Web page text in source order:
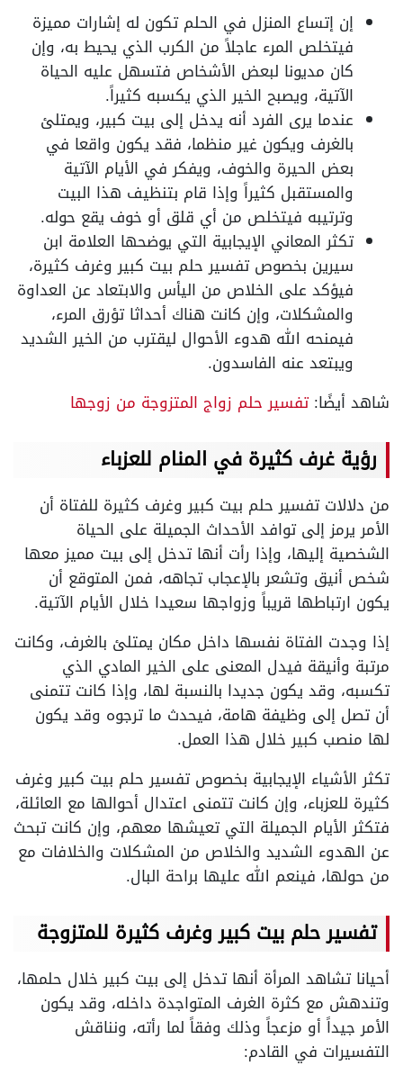
إن إتساع المنزل في الحلم تكون له إشارات مميزة
فيتخلص المرء عاجلاً من الكرب الذي يحيط به، وإن
كان مديونا لبعض الأشخاص فتسهل عليه الحياة
الآتية، ويصبح الخير الذي يكسبه كثيراً.
عندما يرى الفرد أنه يدخل إلى بيت كبير، ويمتلئ
بالغرف ويكون غير منظما، فقد يكون واقعا في
بعض الحيرة والخوف، ويفكر في الأيام الآتية
والمستقبل كثيراً وإذا قام بتنظيف هذا البيت
وترتيبه فيتخلص من أي قلق أو خوف يقع حوله.
تكثر المعاني الإيجابية التي يوضحها العلامة ابن
سيرين بخصوص تفسير حلم بيت كبير وغرف كثيرة،
فيؤكد على الخلاص من اليأس والابتعاد عن العداوة
والمشكلات، وإن كانت هناك أحداثا تؤرق المرء،
فيمنحه الله هدوء الأحوال ليقترب من الخير الشديد
ويبتعد عنه الفاسدون.
شاهد أيضًا:تفسير حلم زواج المتزوجة من زوجها
رؤية غرف كثيرة في المنام للعزباء
من دلالات تفسير حلم بيت كبير وغرف كثيرة للفتاة أن
الأمر يرمز إلى توافد الأحداث الجميلة على الحياة
الشخصية إليها، وإذا رأت أنها تدخل إلى بيت مميز معها
شخص أنيق وتشعر بالإعجاب تجاهه، فمن المتوقع أن
يكون ارتباطها قريباً وزواجها سعيدا خلال الأيام الآتية.
إذا وجدت الفتاة نفسها داخل مكان يمتلئ بالغرف، وكانت
مرتبة وأنيقة فيدل المعنى على الخير المادي الذي
تكسبه، وقد يكون جديدا بالنسبة لها، وإذا كانت تتمنى
أن تصل إلى وظيفة هامة، فيحدث ما ترجوه وقد يكون
لها منصب كبير خلال هذا العمل.
تكثر الأشياء الإيجابية بخصوص تفسير حلم بيت كبير وغرف
كثيرة للعزباء، وإن كانت تتمنى اعتدال أحوالها مع العائلة،
فتكثر الأيام الجميلة التي تعيشها معهم، وإن كانت تبحث
عن الهدوء الشديد والخلاص من المشكلات والخلافات مع
من حولها، فينعم الله عليها براحة البال.
تفسير حلم بيت كبير وغرف كثيرة للمتزوجة
أحيانا تشاهد المرأة أنها تدخل إلى بيت كبير خلال حلمها،
وتندهش مع كثرة الغرف المتواجدة داخله، وقد يكون
الأمر جيداً أو مزعجاً وذلك وفقاً لما رأته، ونناقش
التفسيرات في القادم: